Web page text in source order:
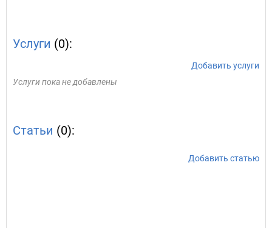
Услуги (0):
Добавить услуги
Услуги пока не добавлены
Статьи (0):
Добавить статью